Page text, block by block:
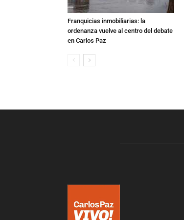
Franquicias inmobiliarias: la
ordenanza vuelve al centro del debate
en Carlos Paz